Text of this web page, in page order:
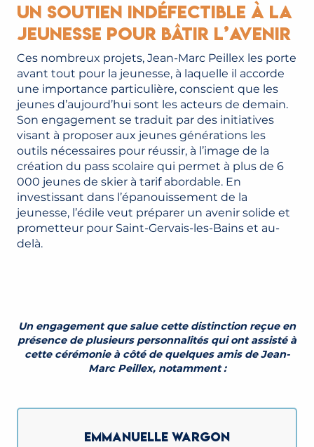
Un soutien indéfectible à la
jeunesse pour bâtir l’avenir
Ces nombreux projets, Jean-Marc Peillex les porte
avant tout pour la jeunesse, à laquelle il accorde
une importance particulière, conscient que les
jeunes d’aujourd’hui sont les acteurs de demain.
Son engagement se traduit par des initiatives
visant à proposer aux jeunes générations les
outils nécessaires pour réussir, à l’image de la
création du pass scolaire qui permet à plus de 6
000 jeunes de skier à tarif abordable. En
investissant dans l’épanouissement de la
jeunesse, l’édile veut préparer un avenir solide et
prometteur pour Saint-Gervais-les-Bains et au-
delà.
Un engagement que salue cette distinction reçue en
présence de plusieurs personnalités qui ont assisté à
cette cérémonie à côté de quelques amis de Jean-
Marc Peillex, notamment :
EMMANUELLE WARGON